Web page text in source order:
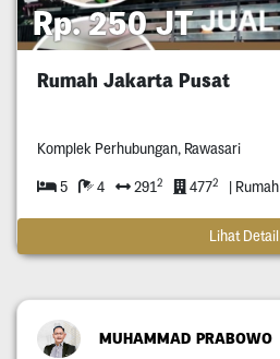
Rp. 250 JT
Rumah Jakarta Pusat
Komplek Perhubungan, Rawasari
5 4 2912 4772 | Rumah
Lihat Detail
MUHAMMAD PRABOWO